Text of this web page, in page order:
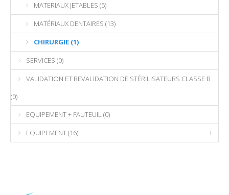
MATERIAUX JETABLES (5)
MATÉRIAUX DENTAIRES (13)
CHIRURGIE (1)
SERVICES (0)
VALIDATION ET REVALIDATION DE STÉRILISATEURS CLASSE B
(0)
EQUIPEMENT + FAUTEUIL (0)
EQUIPEMENT (16)
+